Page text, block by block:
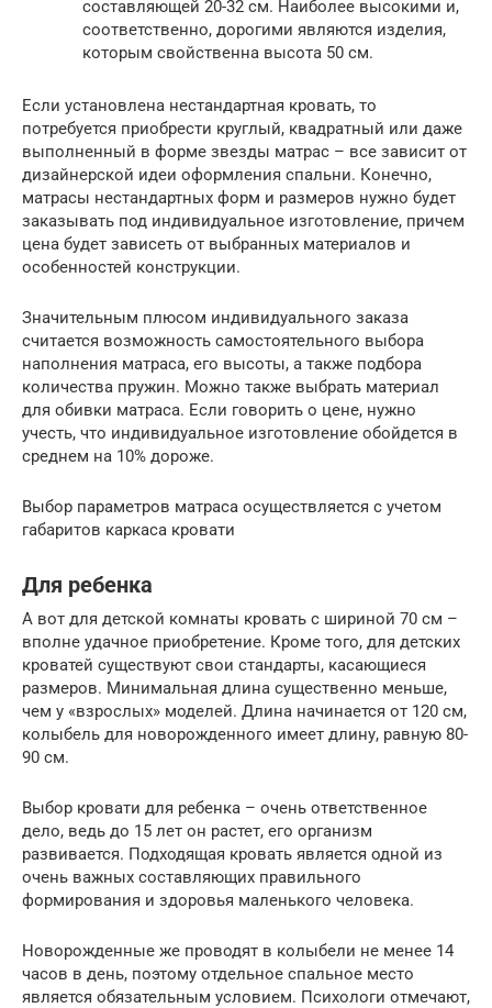
составляющей 20-32 см. Наиболее высокими и,
соответственно, дорогими являются изделия,
которым свойственна высота 50 см.
Если установлена нестандартная кровать, то
потребуется приобрести круглый, квадратный или даже
выполненный в форме звезды матрас – все зависит от
дизайнерской идеи оформления спальни. Конечно,
матрасы нестандартных форм и размеров нужно будет
заказывать под индивидуальное изготовление, причем
цена будет зависеть от выбранных материалов и
особенностей конструкции.
Значительным плюсом индивидуального заказа
считается возможность самостоятельного выбора
наполнения матраса, его высоты, а также подбора
количества пружин. Можно также выбрать материал
для обивки матраса. Если говорить о цене, нужно
учесть, что индивидуальное изготовление обойдется в
среднем на 10% дороже.
Выбор параметров матраса осуществляется с учетом
габаритов каркаса кровати
Для ребенка
А вот для детской комнаты кровать с шириной 70 см –
вполне удачное приобретение. Кроме того, для детских
кроватей существуют свои стандарты, касающиеся
размеров. Минимальная длина существенно меньше,
чем у «взрослых» моделей. Длина начинается от 120 см,
колыбель для новорожденного имеет длину, равную 80-
90 см.
Выбор кровати для ребенка – очень ответственное
дело, ведь до 15 лет он растет, его организм
развивается. Подходящая кровать является одной из
очень важных составляющих правильного
формирования и здоровья маленького человека.
Новорожденные же проводят в колыбели не менее 14
часов в день, поэтому отдельное спальное место
является обязательным условием. Психологи отмечают,